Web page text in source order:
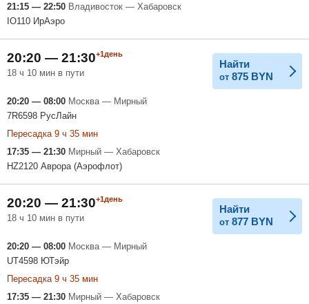
21:15 — 22:50 Владивосток — Хабаровск
IO110 ИрАэро
20:20 — 21:30+1день
18 ч 10 мин в пути
Найти
от 875 BYN
20:20 — 08:00 Москва — Мирный
7R6598 РусЛайн
Пересадка 9 ч 35 мин
17:35 — 21:30 Мирный — Хабаровск
HZ2120 Аврора (Аэрофлот)
20:20 — 21:30+1день
18 ч 10 мин в пути
Найти
от 877 BYN
20:20 — 08:00 Москва — Мирный
UT4598 ЮТэйр
Пересадка 9 ч 35 мин
17:35 — 21:30 Мирный — Хабаровск